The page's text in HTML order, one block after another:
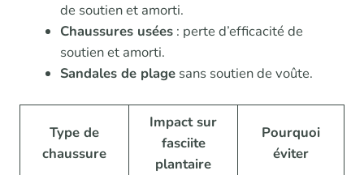
de soutien et amorti.
Chaussures usées: perte d’efficacité de
soutien et amorti.
Sandales de plagesans soutien de voûte.
Type de
chaussure
Impact sur
fasciite
plantaire
Pourquoi
éviter